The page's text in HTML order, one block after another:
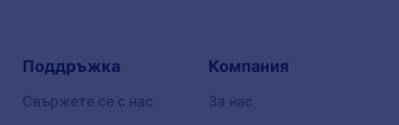
Поддръжка
Свържете се с нас
Компания
За нас